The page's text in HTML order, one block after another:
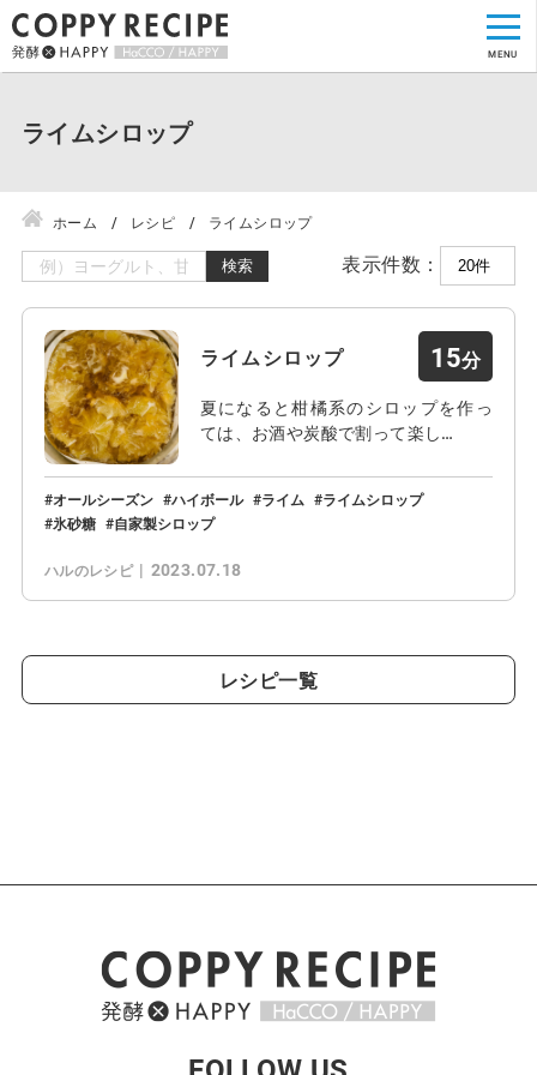
ライムシロップ
ホーム レシピ ライムシロップ
検索 表示件数：
ライムシロップ 15
夏になると柑橘系のシロップを作っ
ては、お酒や炭酸で割って楽し…
オールシーズン ハイボール ライム
ライムシロップ
氷砂糖
自家製シロップ
ハルのレシピ 2023.07.18
レシピ一覧